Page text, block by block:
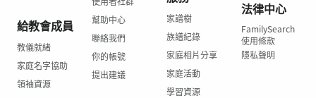
給教會成員
教儀就緒
家庭名字協助
領袖資源
幫助中心
聯絡我們
你的帳號
提出建議
家譜樹
族譜紀錄
家庭相片分享
家庭活動
學習資源
法律中心
FamilySearch
使用條款
隱私聲明